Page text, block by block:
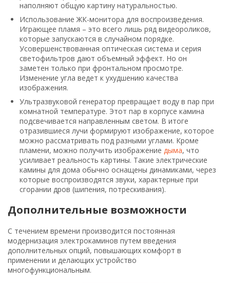
наполняют общую картину натуральностью.
Использование ЖК-монитора для воспроизведения.
Играющее пламя – это всего лишь ряд видеороликов,
которые запускаются в случайном порядке.
Усовершенствованная оптическая система и серия
светофильтров дают объемный эффект. Но он
заметен только при фронтальном просмотре.
Изменение угла ведет к ухудшению качества
изображения.
Ультразвуковой генератор превращает воду в пар при
комнатной температуре. Этот пар в корпусе камина
подсвечивается направленным светом. В итоге
отразившиеся лучи формируют изображение, которое
можно рассматривать под разными углами. Кроме
пламени, можно получить изображение дыма, что
усиливает реальность картины. Такие электрические
камины для дома обычно оснащены динамиками, через
которые воспроизводятся звуки, характерные при
сгорании дров (шипения, потрескивания).
Дополнительные возможности
С течением времени производится постоянная
модернизация электрокаминов путем введения
дополнительных опций, повышающих комфорт в
применении и делающих устройство
многофункциональным.